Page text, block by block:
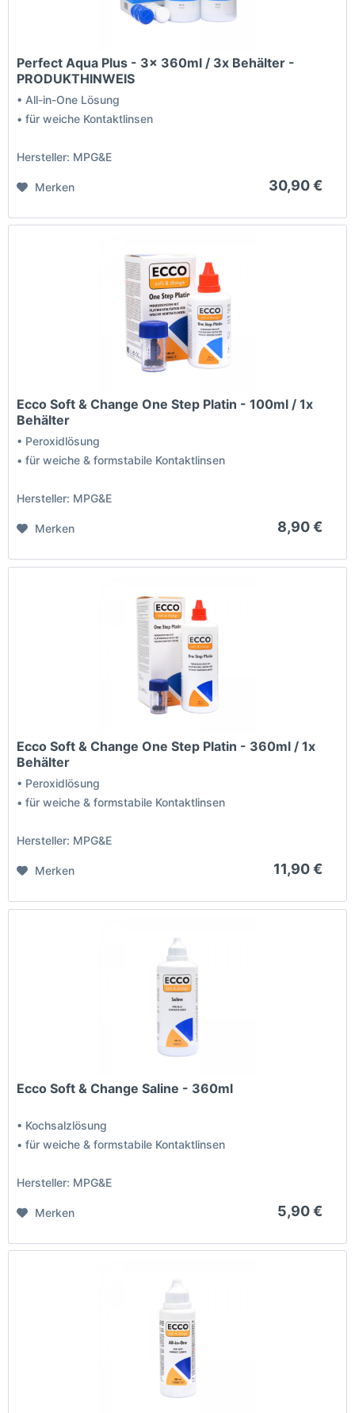
Perfect Aqua Plus - 3x 360ml / 3x Behälter -
PRODUKTHINWEIS
• All-in-One Lösung
• für weiche Kontaktlinsen
Hersteller: MPG&E
30,90 €
Merken
Ecco Soft & Change One Step Platin - 100ml / 1x
Behälter
• Peroxidlösung
• für weiche & formstabile Kontaktlinsen
Hersteller: MPG&E
8,90 €
Merken
Ecco Soft & Change One Step Platin - 360ml / 1x
Behälter
• Peroxidlösung
• für weiche & formstabile Kontaktlinsen
Hersteller: MPG&E
11,90 €
Merken
Ecco Soft & Change Saline - 360ml
• Kochsalzlösung
• für weiche & formstabile Kontaktlinsen
Hersteller: MPG&E
5,90 €
Merken